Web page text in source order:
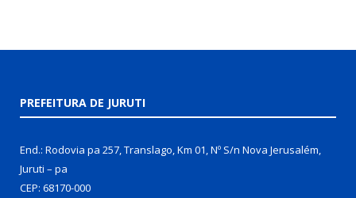
PREFEITURA DE JURUTI
End.: Rodovia pa 257, Translago, Km 01, Nº S/n Nova Jerusalém,
Juruti – pa
CEP: 68170-000